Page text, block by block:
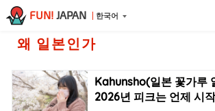
FUN! JAPAN 한국어
왜 일본인가
Kahunsho(일본 꽃가루
2026년 피크는 언제 시